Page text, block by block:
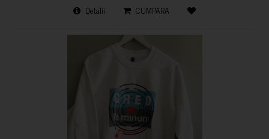
Detalii CUMPARA